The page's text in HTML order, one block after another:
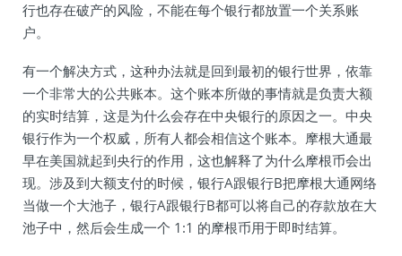
行也存在破产的风险，不能在每个银行都放置一个关系账
户。
有一个解决方式，这种办法就是回到最初的银行世界，依靠
一个非常大的公共账本。这个账本所做的事情就是负责大额
的实时结算，这是为什么会存在中央银行的原因之一。中央
银行作为一个权威，所有人都会相信这个账本。摩根大通最
早在美国就起到央行的作用，这也解释了为什么摩根币会出
现。涉及到大额支付的时候，银行A跟银行B把摩根大通网络
当做一个大池子，银行A跟银行B都可以将自己的存款放在大
池子中，然后会生成一个 1:1 的摩根币用于即时结算。